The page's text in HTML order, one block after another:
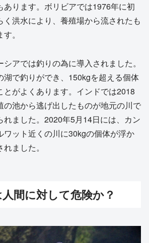
あります。ボリビアでは1976年に初
く洪水により、養殖場から流されたも
。
アでは釣りの為に導入されました。
湖で釣りができ、150kgを超える個体
とがよくあります。インドでは2018
の池から逃げ出したものが地元の川で
れました。2020年5月14日には、カン
ワット近くの川に30kgの個体が浮か
ました。
間に対して危険か？